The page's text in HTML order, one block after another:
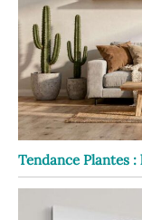
Tendance Plantes